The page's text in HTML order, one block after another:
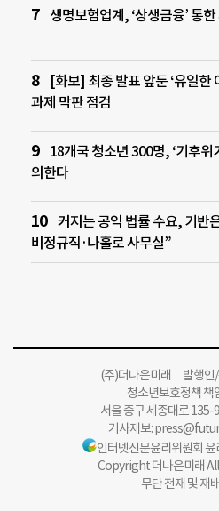
생명보험업계, ‘상생금융’ 통
[화보] 최종 발표 앞둔 ‘유일한
과제 막판 점검
18개국 청소년 300명, ‘기후위
의한다
커지는 공익 법률 수요, 기반
비정규직·나홀로 사무실”
(주)더나은미래 발행인
청소년보호정책 책
서울 중구 세종대로 135-
기사제보:
인터넷신문윤리위원회
Copyright 더나은미래
무단 전재 및 재